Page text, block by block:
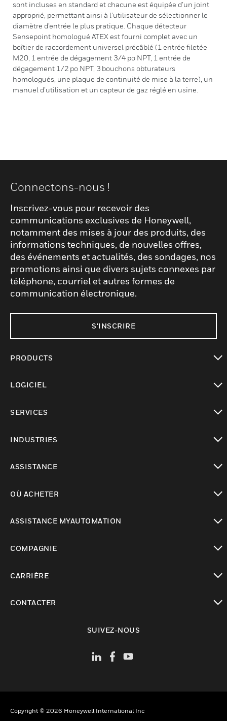
sont incluses en standard et chacune est équipée d’un joint
approprié, permettant ainsi à l’utilisateur de sélectionner le
diamètre d’entrée le plus pratique. Chaque détecteur
Sensepoint homologué ATEX est fourni complet avec un
boîtier de raccordement universel précâblé (1 entrée filetée
M20, 1 entrée de dégagement 3/4 po NPT, 1 entrée de
dégagement 1/2 po NPT, 3 bouchons obturateurs
homologués, une plaque de continuité de mise à la terre), un
manuel d’utilisation et un capteur de gaz réglé en usine.
Connectons-nous !
Inscrivez-vous pour recevoir des
communications exclusives de Honeywell,
notamment des mises à jour des produits, des
informations techniques, de nouvelles offres,
des événements et actualités, des sondages, nos
promotions ainsi que divers sujets connexes par
téléphone, courriel et autres formes de
communication électronique.
S'INSCRIRE
PRODUCTS
LOGICIEL
SERVICES
INDUSTRIES
ASSISTANCE
OÙ ACHETER
ASSISTANCE MYAUTOMATION
COMPAGNIE
CARRIÈRE
CONTACTER
SUIVEZ-NOUS
Copyright © 2026 Honeywell International Inc